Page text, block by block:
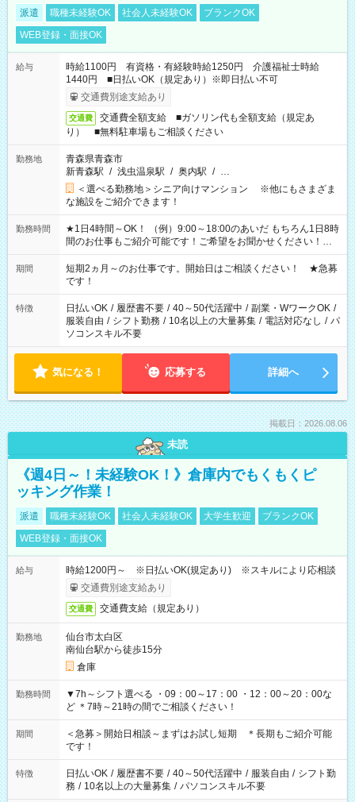
派遣 職種未経験OK 社会人未経験OK
ブランクOK
WEB登録・面接OK
給与
時給1100円 有資格・有経験時給1250円 介護福祉士時給
1440円 ■日払いOK（規定あり）※即日払い不可
交通費別途支給あり
交通費
交通費全額支給 ■ガソリン代も全額支給（規定あ
り） ■無料駐車場もご相談ください
勤務地
青森県青森市
新青森駅 / 浅虫温泉駅 / 奥内駅 / …
＜選べる勤務地＞シニア向けマンション ※他にもさまざま
な施設をご紹介できます！
勤務時間
★1日4時間～OK！ （例）9:00～18:00のあいだ もちろん1日8時
間のお仕事もご紹介可能です！ご希望をお聞かせください！★
家庭の都合でお休みが必要な場合も遠慮なくご相談ください。
※週最低15時間以上の勤務が必要です
期間
短期2ヵ月～のお仕事です。開始日はご相談ください！ ★急募
です！
特徴 日払いOK / 履歴書不要 / 40～50代活躍中 / 副業・WワークOK /
服装自由 / シフト勤務 / 10名以上の大量募集 / 電話対応なし / パ
ソコンスキル不要
気になる！ 応募する 詳細へ
掲載日：2026.08.06
未読
《週4日～！未経験OK！》倉庫内でもくもくピ
ッキング作業！
派遣 職種未経験OK 社会人未経験OK 大学生歓迎
ブランクOK
WEB登録・面接OK
給与
時給1200円～ ※日払いOK(規定あり) ※スキルにより応相談
交通費別途支給あり
交通費 交通費支給（規定あり）
勤務地
仙台市太白区
南仙台駅から徒歩15分
倉庫
勤務時間
▼7h～シフト選べる ・09：00～17：00 ・12：00～20：00な
ど ＊7時～21時の間でご相談ください！
期間
＜急募＞開始日相談～まずはお試し短期 ＊長期もご紹介可能
です！
特徴 日払いOK / 履歴書不要 / 40～50代活躍中 / 服装自由 / シフト勤
務 / 10名以上の大量募集 / パソコンスキル不要